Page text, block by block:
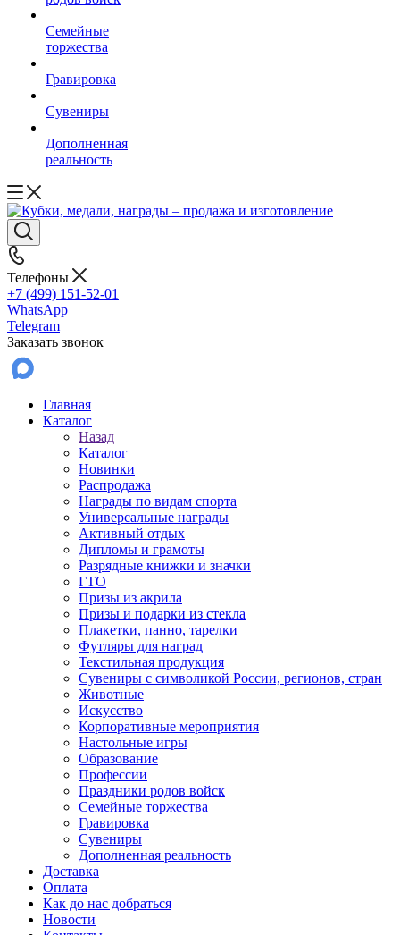
Семейные
торжества
Гравировка
Сувениры
Дополненная
реальность
Телефоны
+7 (499) 151-52-01
WhatsApp
Telegram
Заказать звонок
Главная
Каталог
Назад
Каталог
Новинки
Распродажа
Награды по видам спорта
Универсальные награды
Активный отдых
Дипломы и грамоты
Разрядные книжки и значки
ГТО
Призы из акрила
Призы и подарки из стекла
Плакетки, панно, тарелки
Футляры для наград
Текстильная продукция
Сувениры с символикой России, регионов, стран
Животные
Искусство
Корпоративные мероприятия
Настольные игры
Образование
Профессии
Праздники родов войск
Семейные торжества
Гравировка
Сувениры
Дополненная реальность
Доставка
Оплата
Как до нас добраться
Новости